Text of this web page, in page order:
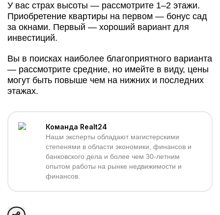
У вас страх высоты — рассмотрите 1–2 этажи.
Приобретение квартиры на первом — бонус сад
за окнами. Первый — хороший вариант для
инвестиций.
Вы в поисках наиболее благоприятного варианта
— рассмотрите средние, но имейте в виду, цены
могут быть повыше чем на нижних и последних
этажах.
Команда Realt24
Наши эксперты обладают магистерскими
степенями в области экономики, финансов и
банковского дела и более чем 30-летним
опытом работы на рынке недвижимости и
финансов.